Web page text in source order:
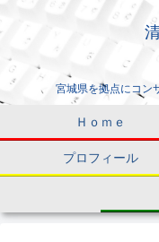
宮城県を拠点にコン
Ｈｏｍｅ
プロフィール